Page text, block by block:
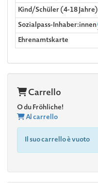
Kind/Schüler (4-18 Jahre)
Sozialpass-Inhaber:innen
Ehrenamtskarte
Carrello
O du Fröhliche!
Al carrello
Il suo carrello è vuoto